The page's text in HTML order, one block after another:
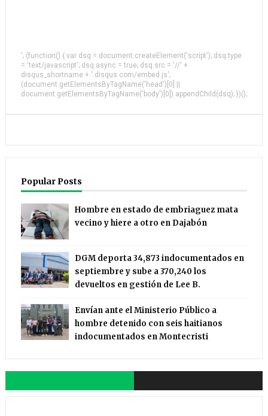
'; (function() { var dsq = document.createElement('script'); dsq.type
= 'text/javascript'; dsq.async = true; dsq.src = '//' +
disqus_shortname + '.disqus.com/embed.js';
(document.getElementsByTagName('head')[0] ||
document.getElementsByTagName('body')[0]).appendChild(dsq); })();
Popular Posts
Hombre en estado de embriaguez mata
vecino y hiere a otro en Dajabón
DGM deporta 34,873 indocumentados en
septiembre y sube a 370,240 los
devueltos en gestión de Lee B.
Envían ante el Ministerio Público a
hombre detenido con seis haitianos
indocumentados en Montecristi